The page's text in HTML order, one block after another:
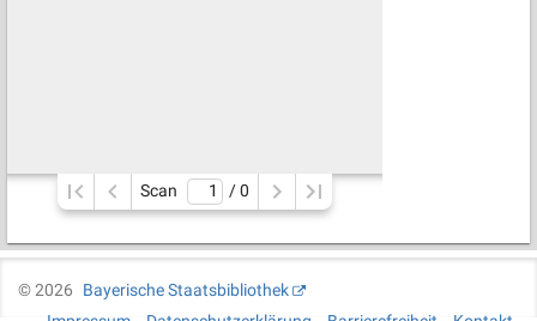
Scan / 0
©2026
Bayerische Staatsbibliothek